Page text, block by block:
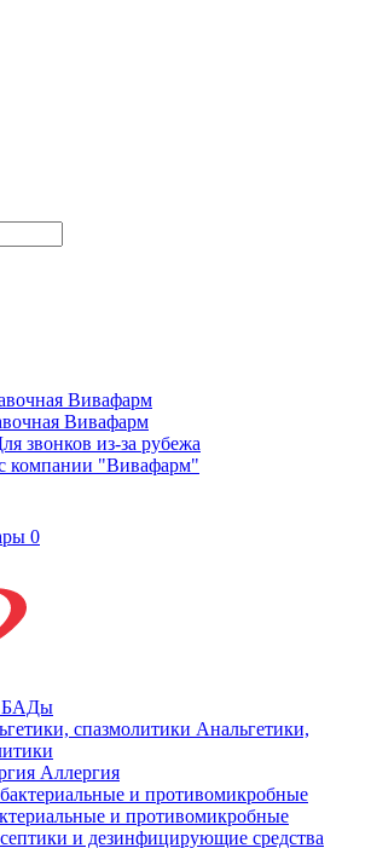
Вивафарм
Вивафарм
звонков из-за рубежа
компании "Вивафарм"
0
БАДы
Анальгетики,
Аллергия
и противомикробные